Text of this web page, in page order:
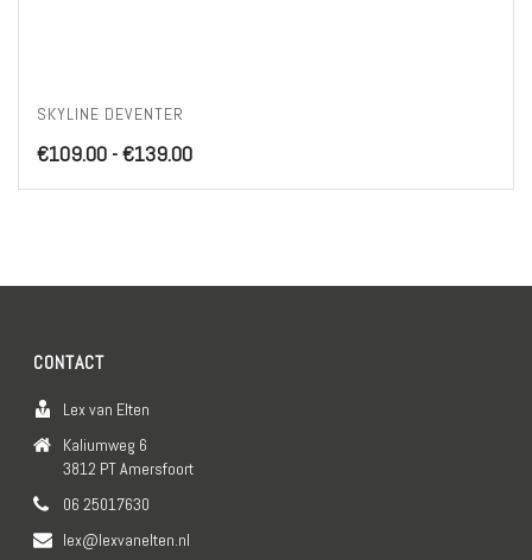
SKYLINE DEVENTER
€109.00 -€139.00Prijsklasse:
€109.00
CONTACT
Lex van Elten
Kaliumweg 6
3812 PT Amersfoort
06 25017630
lex@lexvanelten.nl